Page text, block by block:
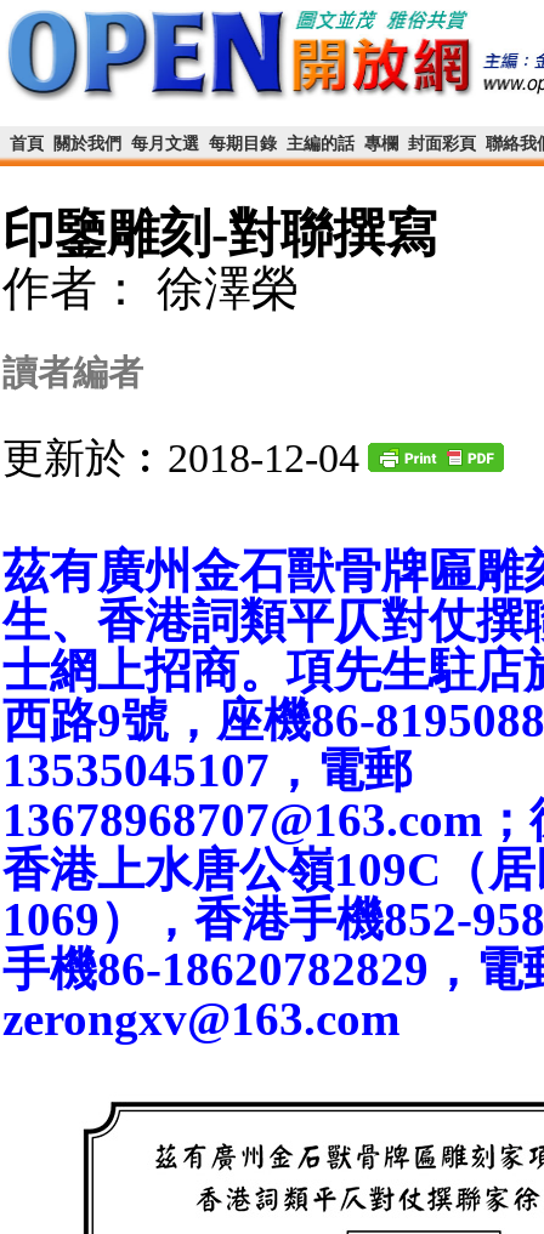
首頁 關於我們 每月文選 每期目錄 主編的話 專欄 封面彩頁 聯絡我
印鑒雕刻-對聯撰寫
作者： 徐澤榮
讀者編者
更新於︰2018-12-04
茲有廣州金石獸骨牌匾雕
生、香港詞類平仄對仗撰
士網上招商。項先生駐店
西路9號，座機86-
13535045107，電郵
13678968707@163.com
香港上水唐公嶺109C（
1069），香港手機852-
手機86-18620782829，電
zerongxv@163.com